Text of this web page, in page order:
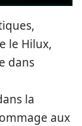
le Hilux,
dans
la
aux